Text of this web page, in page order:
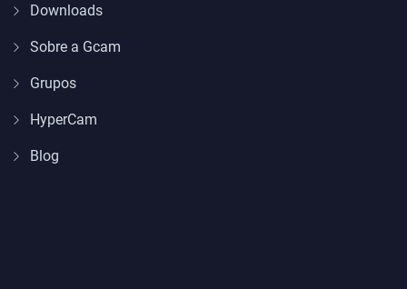
Downloads
Sobre a Gcam
Grupos
HyperCam
Blog